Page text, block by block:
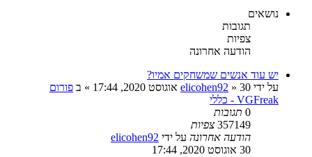
נושאים
תגובות
צפיות
הודעה אחרונה
יש עוד אנשים שמשחקים אמיו?
על ידי
elicohen92 » 30 אוגוסט 2020, 17:44 » ב פורום
VGFreak - כללי
0 תגובות
357149 צפיות
הודעה אחרונה על ידי elicohen92
30 אוגוסט 2020, 17:44